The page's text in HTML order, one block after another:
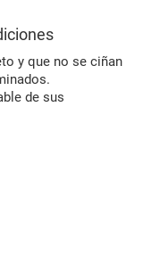
y que no se ciñan
de sus